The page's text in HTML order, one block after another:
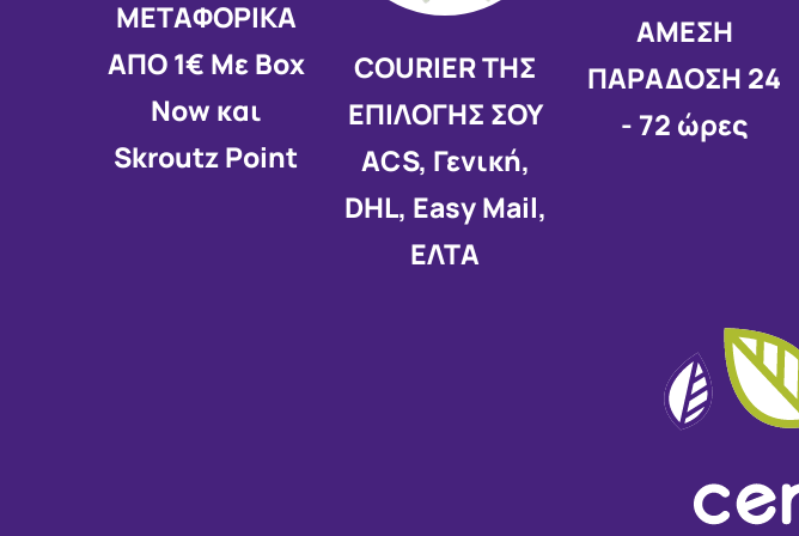
ΜΕΤΑΦΟΡΙΚΑ
ΑΠΟ 1€ Με Box
Now και
Skroutz Point
COURIER ΤΗΣ
ΕΠΙΛΟΓΗΣ ΣΟΥ
ACS, Γενική,
DHL, Easy Mail,
ΕΛΤΑ
AMEΣΗ
ΠΑΡΑΔΟΣΗ 24
- 72 ώρες